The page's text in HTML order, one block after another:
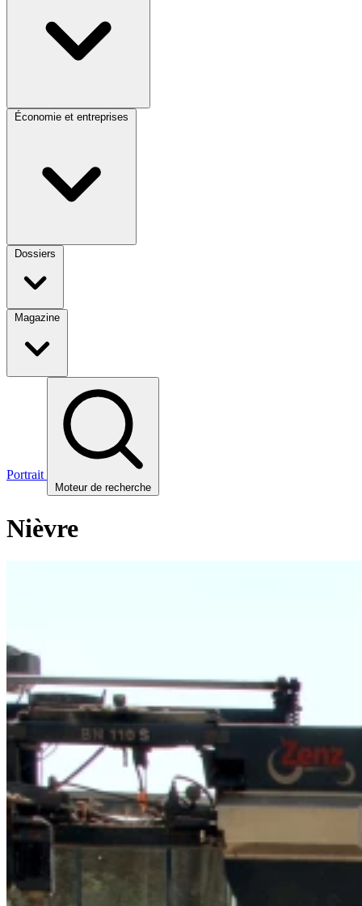
Économie et entreprises
Dossiers
Magazine
Portrait
Moteur de recherche
Nièvre